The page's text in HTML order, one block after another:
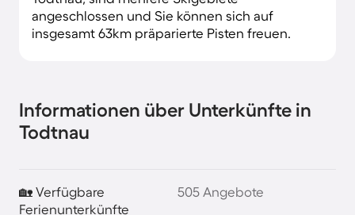
angeschlossen und Sie können sich auf
insgesamt 63km präparierte Pisten freuen.
Informationen über Unterkünfte in
Todtnau
🏡 Verfügbare
Ferienunterkünfte
505 Angebote